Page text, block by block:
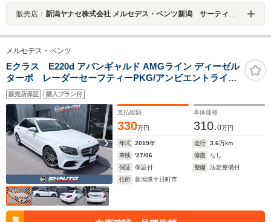
販売店： 新潟ヤナセ株式会社 メルセデス・ベンツ新潟 サーティファイドカーセンター
メルセデス・ベンツ
Eクラス E220d アバンギャルド AMGライン ディーゼル
ターボ レーダーセーフティーPKG/アンビエントライト/
黒革シート/シートヒーター/LEDライト/インテリジェント
ライトシステム/全周囲カメラ/フルセグTV/Applecarplay/
ダイナミックセレクト(ダイヤモンドホワイト)
販売店保証 購入プラン付
支払総額
330万円
本体価格
310.0万円
年式 2019年 走行 3.6万km
車検
'27/06 修復
なし
保証
保証付 整備
法定整備付
住所
新潟県十日町市
無